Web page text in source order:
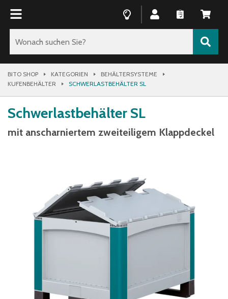
BITO SHOP KATEGORIEN
BEHÄLTERSYSTEME
KUFENBEHÄLTER
SCHWERLASTBEHÄLTER SL
Schwerlastbehälter SL
mit anscharniertem zweiteiligem Klappdeckel